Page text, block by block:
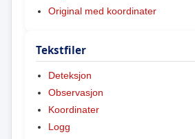
Original med koordinater
Tekstfiler
Deteksjon
Observasjon
Koordinater
Logg